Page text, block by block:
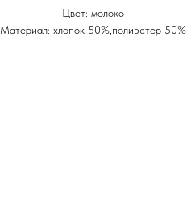
Цвет: молоко
Материал: хлопок 50%,полиэстер 50%